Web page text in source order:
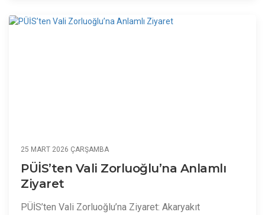
25 MART 2026 ÇARŞAMBA
PÜİS’ten Vali Zorluoğlu’na Anlamlı
Ziyaret
PÜİS’ten Vali Zorluoğlu’na Ziyaret: Akaryakıt